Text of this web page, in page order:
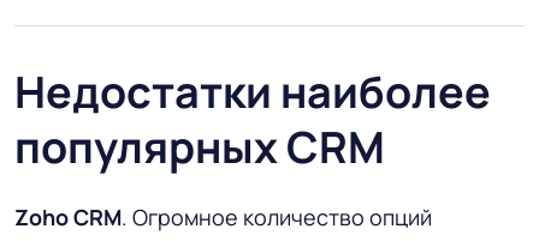
Недостатки наиболее
популярных CRM
Zoho CRM. Огромное количество опций